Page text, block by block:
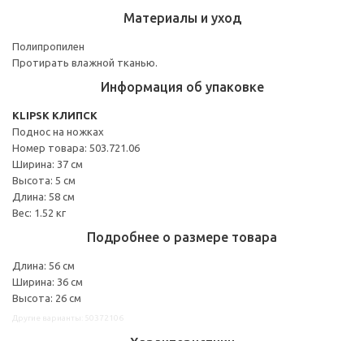
Материалы и уход
Полипропилен
Протирать влажной тканью.
Информация об упаковке
KLIPSK КЛИПСК
Поднос на ножках
Номер товара: 503.721.06
Ширина: 37 см
Высота: 5 см
Длина: 58 см
Вес: 1.52 кг
Подробнее о размере товара
Длина: 56 см
Ширина: 36 см
Высота: 26 см